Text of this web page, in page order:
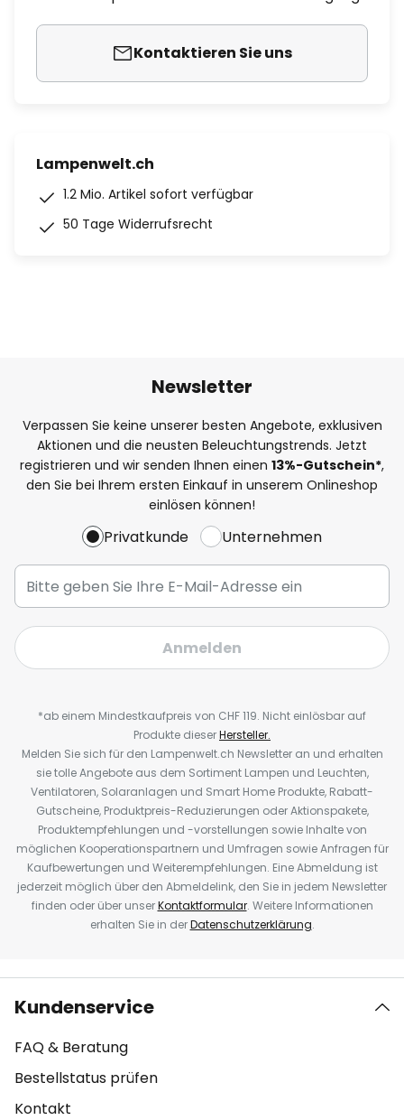
Kontaktieren Sie uns
Lampenwelt.ch
1.2 Mio. Artikel sofort verfügbar
50 Tage Widerrufsrecht
Newsletter
Verpassen Sie keine unserer besten Angebote, exklusiven
Aktionen und die neusten Beleuchtungstrends. Jetzt
registrieren und wir senden Ihnen einen 13%-Gutschein*,
den Sie bei Ihrem ersten Einkauf in unserem Onlineshop
einlösen können!
Privatkunde Unternehmen
Anmelden
*ab einem Mindestkaufpreis von CHF 119. Nicht einlösbar auf
Produkte dieserHersteller.
Melden Sie sich für den Lampenwelt.ch Newsletter an und erhalten
sie tolle Angebote aus dem Sortiment Lampen und Leuchten,
Ventilatoren, Solaranlagen und Smart Home Produkte, Rabatt-
Gutscheine, Produktpreis-Reduzierungen oder Aktionspakete,
Produktempfehlungen und -vorstellungen sowie Inhalte von
möglichen Kooperationspartnern und Umfragen sowie Anfragen für
Kaufbewertungen und Weiterempfehlungen. Eine Abmeldung ist
jederzeit möglich über den Abmeldelink, den Sie in jedem Newsletter
finden oder über unserKontaktformular. Weitere Informationen
erhalten Sie in derDatenschutzerklärung.
Kundenservice
FAQ & Beratung
Bestellstatus prüfen
Kontakt